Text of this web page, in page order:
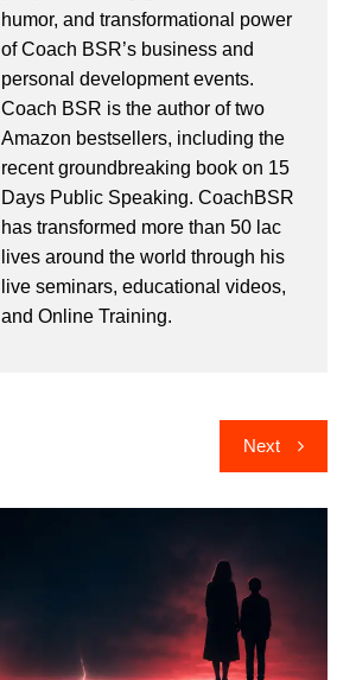
humor, and transformational power
of Coach BSR’s business and
personal development events.
Coach BSR is the author of two
Amazon bestsellers, including the
recent groundbreaking book on 15
Days Public Speaking. CoachBSR
has transformed more than 50 lac
lives around the world through his
live seminars, educational videos,
and Online Training.
Next